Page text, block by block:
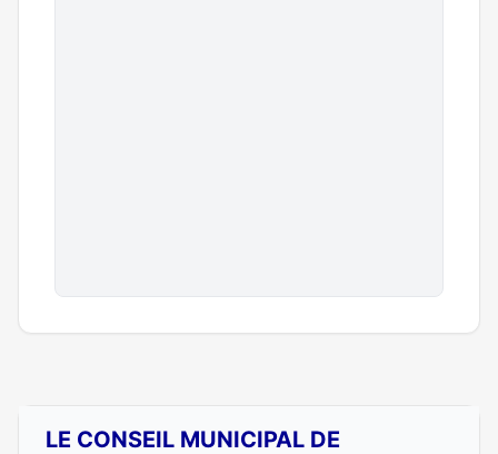
LE CONSEIL MUNICIPAL DE